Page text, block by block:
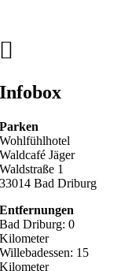
Infobox
Parken
Wohlfühlhotel
Waldcafé Jäger
Waldstraße 1
33014 Bad Driburg
Entfernungen
Bad Driburg: 0
Kilometer
Willebadessen: 15
Kilometer